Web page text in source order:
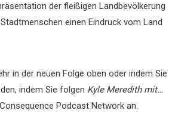
der fleißigen Landbevölkerung
einen Eindruck vom Land
in der neuen Folge oben oder indem Sie
indem Sie folgen Kyle Meredith mit…
Podcast Network an.